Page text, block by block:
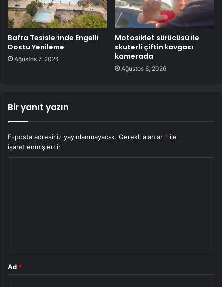
Bafra Tesislerinde Engelli
Dostu Yenileme
Ağustos 7, 2026
Motosiklet sürücüsü ile
skuterli çiftin kavgası
kamerada
Ağustos 6, 2026
Bir yanıt yazın
E-posta adresiniz yayınlanmayacak. Gerekli alanlar * ile
işaretlenmişlerdir
Ad *